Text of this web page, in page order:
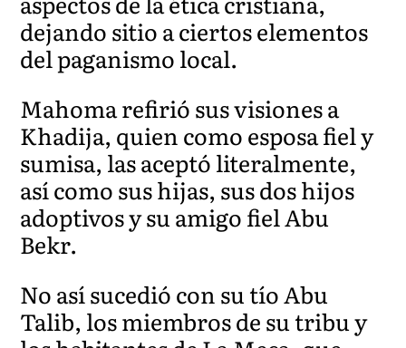
dejando sitio a ciertos elementos
del paganismo local.
Mahoma refirió sus visiones a
Khadija, quien como esposa fiel y
sumisa, las aceptó literalmente,
así como sus hijas, sus dos hijos
adoptivos y su amigo fiel Abu
Bekr.
No así sucedió con su tío Abu
Talib, los miembros de su tribu y